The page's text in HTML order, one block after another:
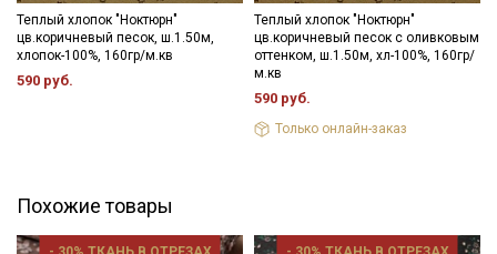
Теплый хлопок "Ноктюрн"
цв.коричневый песок, ш.1.50м,
хлопок-100%, 160гр/м.кв
590 руб.
Теплый хлопок "Ноктюрн"
цв.коричневый песок с оливковым
оттенком, ш.1.50м, хл-100%, 160гр/
м.кв
590 руб.
Только онлайн-заказ
Похожие товары
Секретная рассылка от Купава